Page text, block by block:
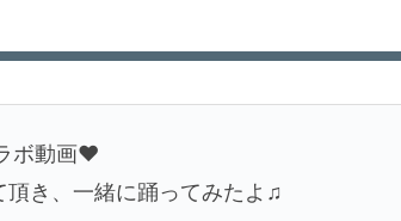
ボ動画❤️
頂き、一緒に踊ってみたよ♫